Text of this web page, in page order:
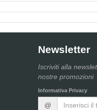
Newsletter
Iscriviti alla
nostre promozioni
Informativa Privacy
@